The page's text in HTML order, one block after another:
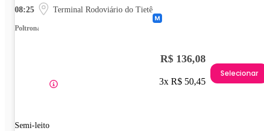
08:25 Terminal Rodoviário do Tietê
Poltrona
Semi-leito
R$ 136,08
3x R$ 50,45
Selecionar